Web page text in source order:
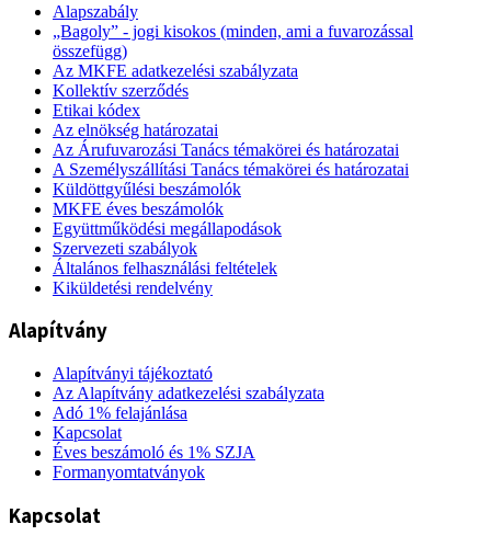
Alapszabály
„Bagoly” - jogi kisokos (minden, ami a fuvarozással
összefügg)
Az MKFE adatkezelési szabályzata
Kollektív szerződés
Etikai kódex
Az elnökség határozatai
Az Árufuvarozási Tanács témakörei és határozatai
A Személyszállítási Tanács témakörei és határozatai
Küldöttgyűlési beszámolók
MKFE éves beszámolók
Együttműködési megállapodások
Szervezeti szabályok
Általános felhasználási feltételek
Kiküldetési rendelvény
Alapítvány
Alapítványi tájékoztató
Az Alapítvány adatkezelési szabályzata
Adó 1% felajánlása
Kapcsolat
Éves beszámoló és 1% SZJA
Formanyomtatványok
Kapcsolat